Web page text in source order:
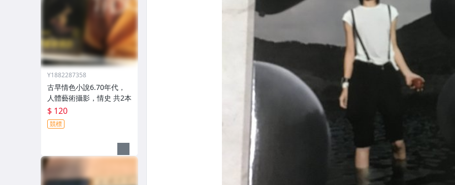
Y1882287358
古早情色小說6.70年代，
人體藝術攝影，情史 共2本
$ 120
競標